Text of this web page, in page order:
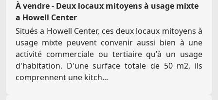
À vendre - Deux locaux mitoyens à usage mixte
a Howell Center
Situés a Howell Center, ces deux locaux mitoyens à
usage mixte peuvent convenir aussi bien à une
activité commerciale ou tertiaire qu'à un usage
d'habitation. D'une surface totale de 50 m2, ils
comprennent une kitch...